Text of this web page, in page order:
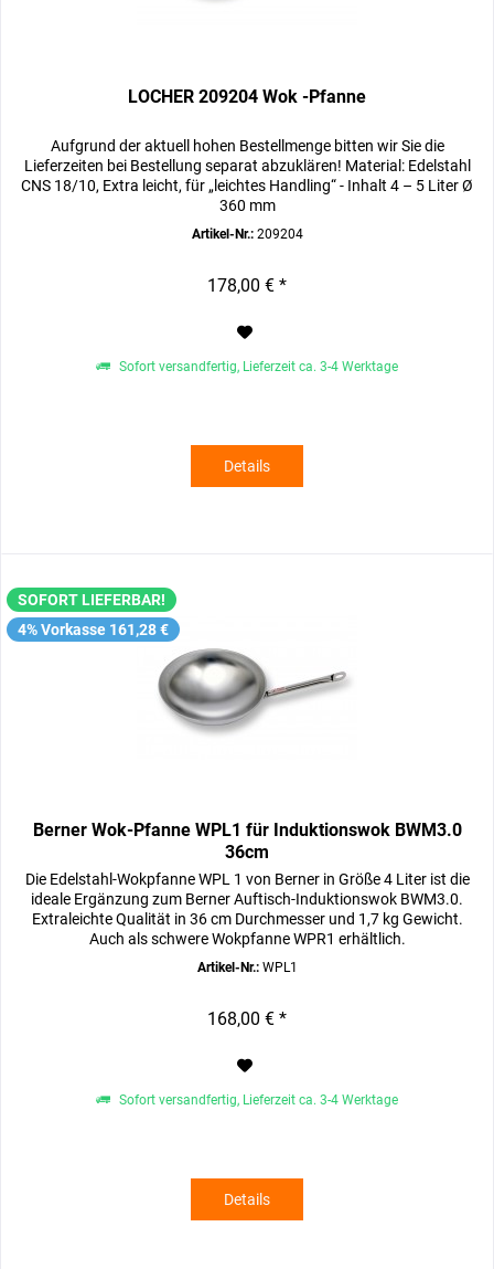
LOCHER 209204 Wok -Pfanne
Aufgrund der aktuell hohen Bestellmenge bitten wir Sie die
Lieferzeiten bei Bestellung separat abzuklären! Material: Edelstahl
CNS 18/10, Extra leicht, für „leichtes Handling“ - Inhalt 4 – 5 Liter Ø
360 mm
Artikel-Nr.:209204
178,00 € *
Sofort versandfertig, Lieferzeit ca. 3-4 Werktage
Details
SOFORT LIEFERBAR!
4% Vorkasse 161,28 €
Berner Wok-Pfanne WPL1 für Induktionswok BWM3.0
36cm
Die Edelstahl-Wokpfanne WPL 1 von Berner in Größe 4 Liter ist die
ideale Ergänzung zum Berner Auftisch-Induktionswok BWM3.0.
Extraleichte Qualität in 36 cm Durchmesser und 1,7 kg Gewicht.
Auch als schwere Wokpfanne WPR1 erhältlich.
Artikel-Nr.:WPL1
168,00 € *
Sofort versandfertig, Lieferzeit ca. 3-4 Werktage
Details